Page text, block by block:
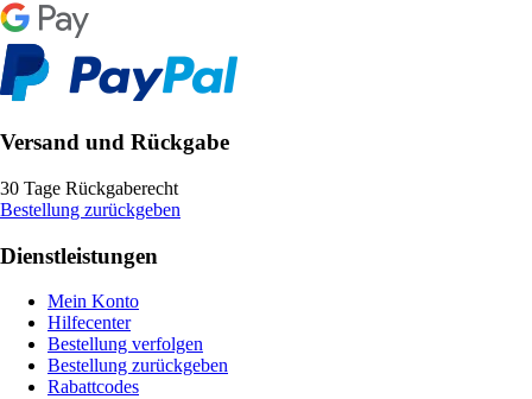
Versand und Rückgabe
30 Tage Rückgaberecht
Bestellung zurückgeben
Dienstleistungen
Mein Konto
Hilfecenter
Bestellung verfolgen
Bestellung zurückgeben
Rabattcodes